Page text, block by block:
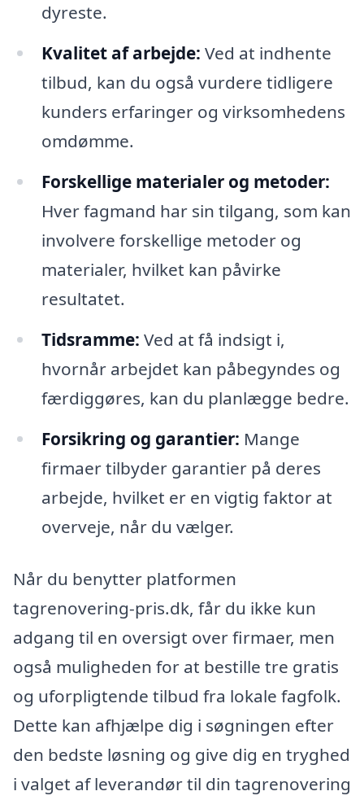
dyreste.
Kvalitet af arbejde: Ved at indhente
tilbud, kan du også vurdere tidligere
kunders erfaringer og virksomhedens
omdømme.
Forskellige materialer og metoder:
Hver fagmand har sin tilgang, som kan
involvere forskellige metoder og
materialer, hvilket kan påvirke
resultatet.
Tidsramme: Ved at få indsigt i,
hvornår arbejdet kan påbegyndes og
færdiggøres, kan du planlægge bedre.
Forsikring og garantier: Mange
firmaer tilbyder garantier på deres
arbejde, hvilket er en vigtig faktor at
overveje, når du vælger.
Når du benytter platformen
tagrenovering-pris.dk, får du ikke kun
adgang til en oversigt over firmaer, men
også muligheden for at bestille tre gratis
og uforpligtende tilbud fra lokale fagfolk.
Dette kan afhjælpe dig i søgningen efter
den bedste løsning og give dig en tryghed
i valget af leverandør til din tagrenovering